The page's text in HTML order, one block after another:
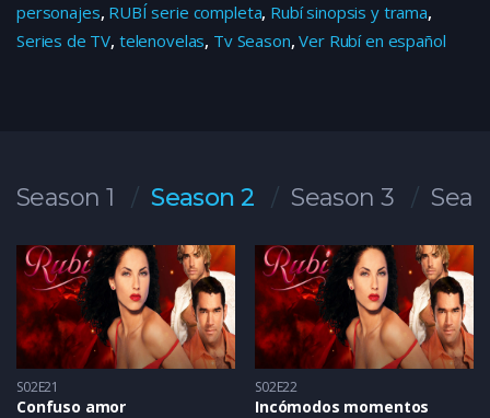
personajes, RUBÍ serie completa, Rubí sinopsis y trama,
Series de TV, telenovelas, Tv Season,Ver Rubí en español
Season 1 Season 2 Season 3
S02E21
Confuso amor
S02E22
Incómodos momentos